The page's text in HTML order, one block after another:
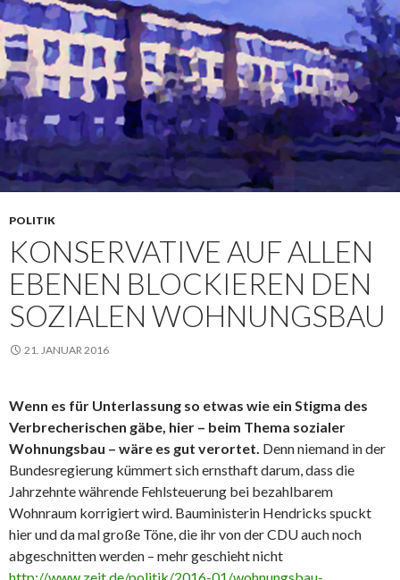
POLITIK
KONSERVATIVE AUF ALLEN
EBENEN BLOCKIEREN DEN
SOZIALEN WOHNUNGSBAU
21. JANUAR 2016
Wenn es für Unterlassung so etwas wie ein Stigma des
Verbrecherischen gäbe, hier – beim Thema sozialer
Wohnungsbau – wäre es gut verortet. Denn niemand in der
Bundesregierung kümmert sich ernsthaft darum, dass die
Jahrzehnte währende Fehlsteuerung bei bezahlbarem
Wohnraum korrigiert wird. Bauministerin Hendricks spuckt
hier und da mal große Töne, die ihr von der CDU auch noch
abgeschnitten werden – mehr geschieht nicht